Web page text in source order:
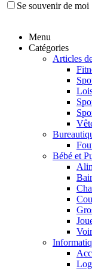
Se souvenir de moi
Menu
Catégories
Articles
Bébé et